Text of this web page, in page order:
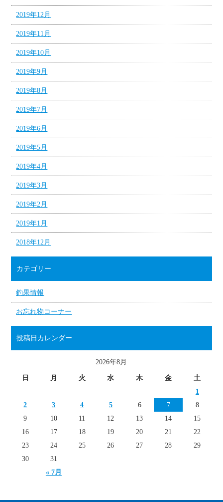
2019年12月
2019年11月
2019年10月
2019年9月
2019年8月
2019年7月
2019年6月
2019年5月
2019年4月
2019年3月
2019年2月
2019年1月
2018年12月
カテゴリー
釣果情報
お忘れ物コーナー
投稿日カレンダー
2026年8月
日 月 火 水 木 金 土
« 7月
1
2
3 4 5 6 7
8
9
10 11 12 13 14
15
16
17 18 19 20 21
22
23
24 25 26 27 28
29
30
31